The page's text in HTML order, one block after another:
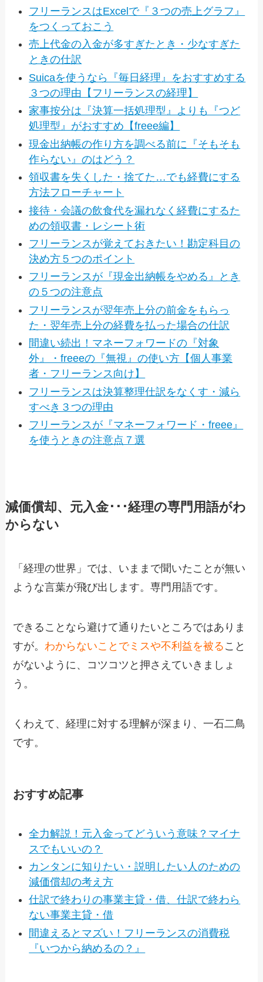
フリーランスはExcelで『３つの売上グラフ』
をつくっておこう
売上代金の入金が多すぎたとき・少なすぎた
ときの仕訳
Suicaを使うなら『毎日経理』をおすすめする
３つの理由【フリーランスの経理】
家事按分は『決算一括処理型』よりも『つど
処理型』がおすすめ【freee編】
現金出納帳の作り方を調べる前に『そもそも
作らない』のはどう？
領収書を失くした・捨てた…でも経費にする
方法フローチャート
接待・会議の飲食代を漏れなく経費にするた
めの領収書・レシート術
フリーランスが覚えておきたい！勘定科目の
決め方５つのポイント
フリーランスが『現金出納帳をやめる』とき
の５つの注意点
フリーランスが翌年売上分の前金をもらっ
た・翌年売上分の経費を払った場合の仕訳
間違い続出！マネーフォワードの『対象
外』・freeeの『無視』の使い方【個人事業
者・フリーランス向け】
フリーランスは決算整理仕訳をなくす・減ら
すべき３つの理由
フリーランスが『マネーフォワード・freee』
を使うときの注意点７選
減価償却、元入金･･･経理の専門用語がわ
からない
「経理の世界」では、いままで聞いたことが無い
ような言葉が飛び出します。専門用語です。
できることなら避けて通りたいところではありま
すが。わからないことでミスや不利益を被る こと
がないように、コツコツと押さえていきましょ
う。
くわえて、経理に対する理解が深まり、一石二鳥
です。
おすすめ記事
全力解説！元入金ってどういう意味？マイナ
スでもいいの？
カンタンに知りたい・説明したい人のための
減価償却の考え方
仕訳で終わりの事業主貸・借、仕訳で終わら
ない事業主貸・借
間違えるとマズい！フリーランスの消費税
『いつから納めるの？』